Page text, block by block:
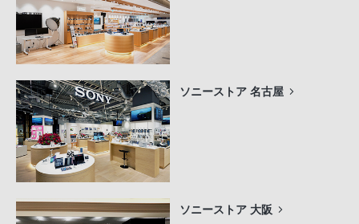
ソニーストア 名古屋
ソニーストア 大阪